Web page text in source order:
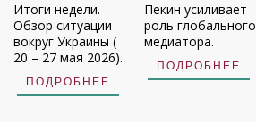
Итоги недели.
Обзор ситуации
вокруг Украины (
20 – 27 мая 2026).
ПОДРОБНЕЕ
Пекин усиливает
роль глобального
медиатора.
ПОДРОБНЕЕ